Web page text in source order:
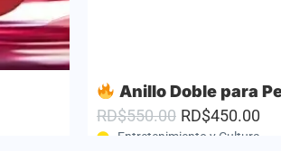
Anillo Doble para Pene y Testículos con Estimulador de
RD$550.00 RD$450.00
Entretenimiento y Cultura